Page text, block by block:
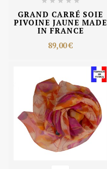
GRAND CARRÉ SOIE
PIVOINE JAUNE MADE
IN FRANCE
89,00 €